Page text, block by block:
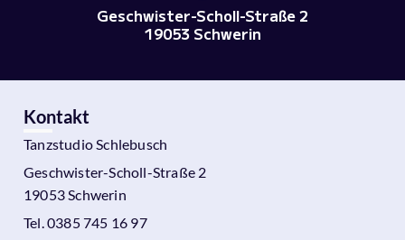
Geschwister-Scholl-Straße 2
19053 Schwerin
Kontakt
Tanzstudio Schlebusch
Geschwister-Scholl-Straße 2
19053 Schwerin
Tel. 0385 745 16 97